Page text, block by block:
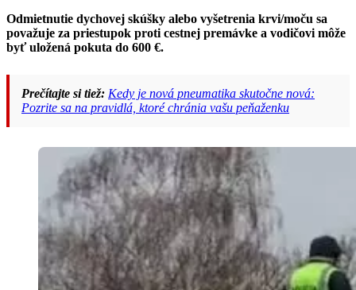
Odmietnutie dychovej skúšky alebo vyšetrenia krvi/moču sa
považuje za priestupok proti cestnej premávke a vodičovi môže
byť uložená pokuta do 600 €.
Prečítajte si tiež: Kedy je nová pneumatika skutočne nová:
Pozrite sa na pravidlá, ktoré chránia vašu peňaženku